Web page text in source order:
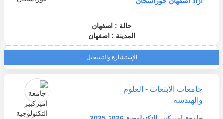
حالة : اصفهان
المدينة : اصفهان
الإستشارة والتسجيل
جامعات الابتعاث - العلوم
والهندسة